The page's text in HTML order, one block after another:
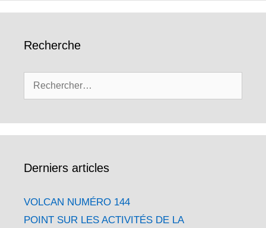
Recherche
Derniers articles
VOLCAN NUMÉRO 144
POINT SUR LES ACTIVITÉS DE LA